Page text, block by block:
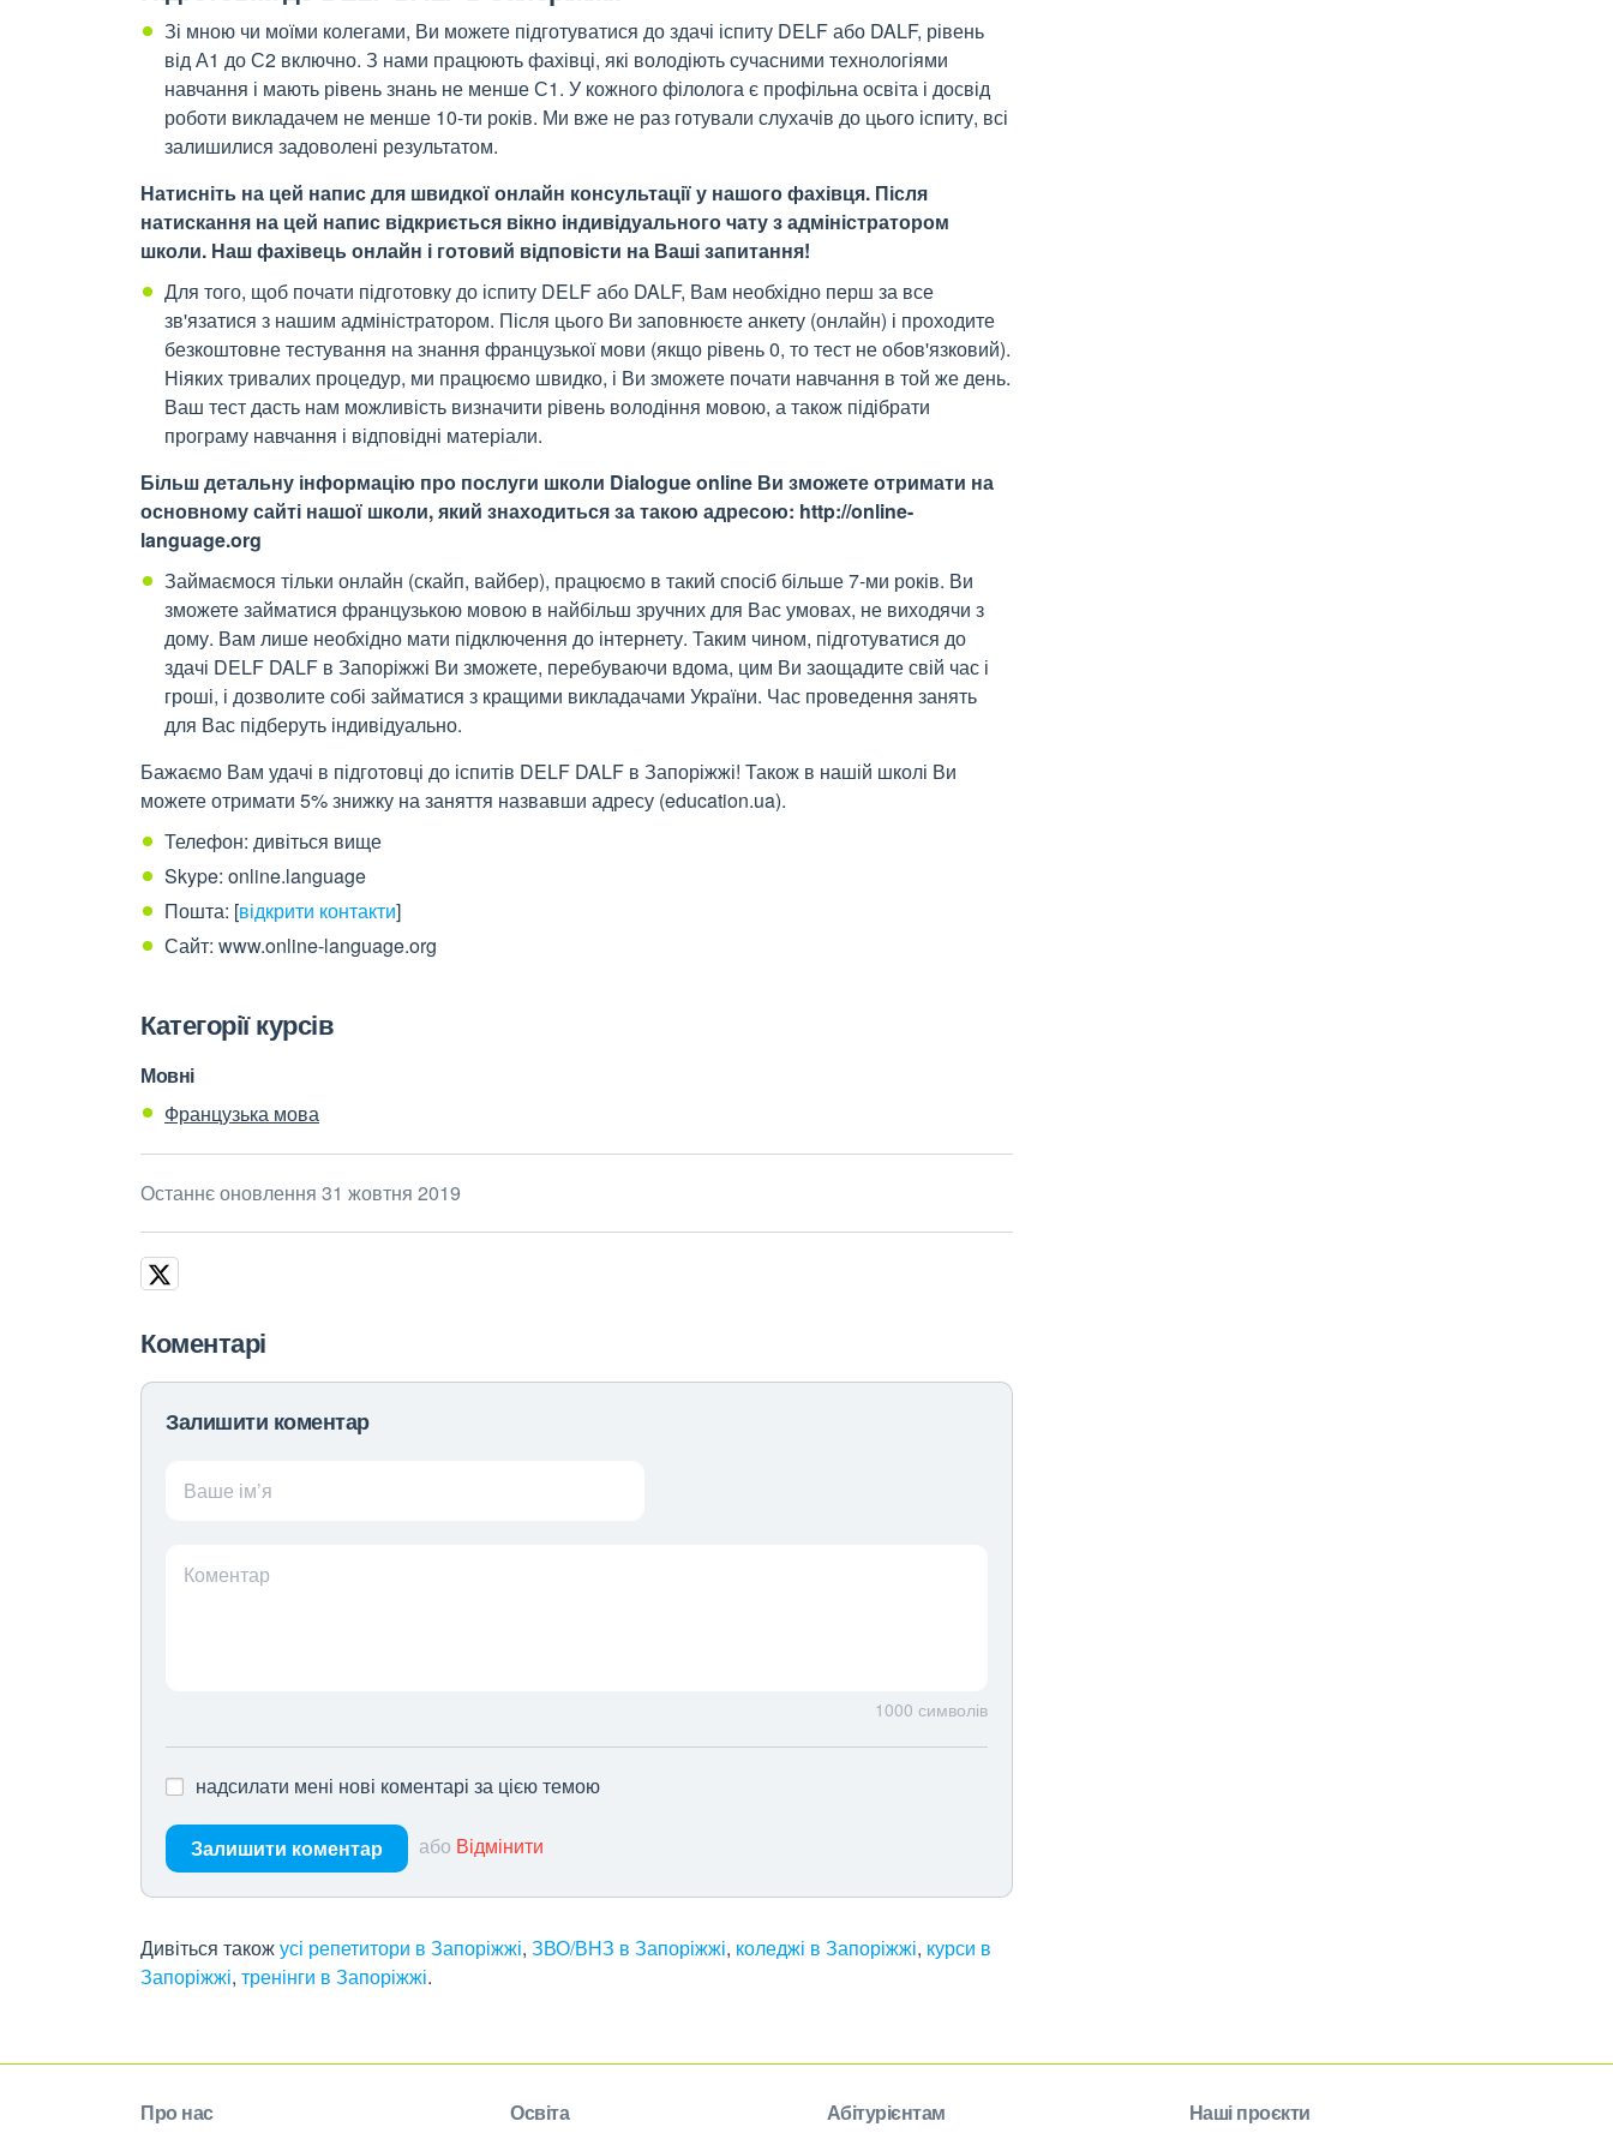
Зі мною чи моїми колегами, Ви можете підготуватися до здачі іспиту DELF або DALF, рівень
від А1 до С2 включно. З нами працюють фахівці, які володіють сучасними технологіями
навчання і мають рівень знань не менше С1. У кожного філолога є профільна освіта і досвід
роботи викладачем не менше 10-ти років. Ми вже не раз готували слухачів до цього іспиту, всі
залишилися задоволені результатом.
Натисніть на цей напис для швидкої онлайн консультації у нашого фахівця. Після
натискання на цей напис відкриється вікно індивідуального чату з адміністратором
школи. Наш фахівець онлайн і готовий відповісти на Ваші запитання!
Для того, щоб почати підготовку до іспиту DELF або DALF, Вам необхідно перш за все
зв'язатися з нашим адміністратором. Після цього Ви заповнюєте анкету (онлайн) і проходите
безкоштовне тестування на знання французької мови (якщо рівень 0, то тест не обов'язковий).
Ніяких тривалих процедур, ми працюємо швидко, і Ви зможете почати навчання в той же день.
Ваш тест дасть нам можливість визначити рівень володіння мовою, а також підібрати
програму навчання і відповідні матеріали.
Більш детальну інформацію про послуги школи Dialogue online Ви зможете отримати на
основному сайті нашої школи, який знаходиться за такою адресою: http://online-
language.org
Займаємося тільки онлайн (скайп, вайбер), працюємо в такий спосіб більше 7-ми років. Ви
зможете займатися французькою мовою в найбільш зручних для Вас умовах, не виходячи з
дому. Вам лише необхідно мати підключення до інтернету. Таким чином, підготуватися до
здачі DELF DALF в Запоріжжі Ви зможете, перебуваючи вдома, цим Ви заощадите свій час і
гроші, і дозволите собі займатися з кращими викладачами України. Час проведення занять
для Вас підберуть індивідуально.
Бажаємо Вам удачі в підготовці до іспитів DELF DALF в Запоріжжі! Також в нашій школі Ви
можете отримати 5% знижку на заняття назвавши адресу (education.ua).
Телефон: дивіться вище
Skype: online.language
Пошта: [відкрити контакти]
Сайт: www.online-language.org
Категорії курсів
Мовні
Французька мова
Останнє оновлення 31 жовтня 2019
Коментарі
Залишити коментар
Ваше ім’я
Коментар
1000 символів
надсилати мені нові коментарі за цією темою
Залишити коментар або Відмінити
Дивіться такожусі репетитори в Запоріжжі, ЗВО/ВНЗ в Запоріжжі, коледжі в Запоріжжі, курси в
Запоріжжі, тренінги в Запоріжжі.
Про нас Освіта Абітурієнтам Наші проєкти